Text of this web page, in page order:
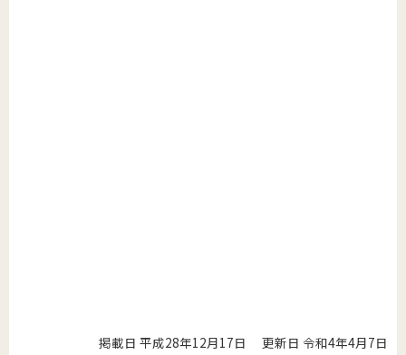
掲載日 平成28年12月17日 更新日 令和4年4月7日